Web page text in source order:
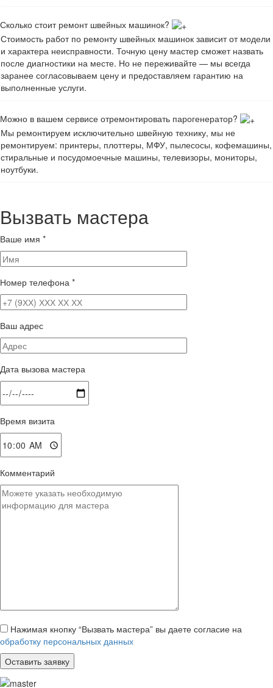
Сколько стоит ремонт швейных машинок?
Стоимость работ по ремонту швейных машинок зависит от модели
и характера неисправности. Точную цену мастер сможет назвать
после диагностики на месте. Но не переживайте — мы всегда
заранее согласовываем цену и предоставляем гарантию на
выполненные услуги.
Можно в вашем сервисе отремонтировать парогенератор?
Мы ремонтируем исключительно швейную технику, мы не
ремонтируем: принтеры, плоттеры, МФУ, пылесосы, кофемашины,
стиральные и посудомоечные машины, телевизоры, мониторы,
ноутбуки.
Вызвать мастера
Ваше имя *
Номер телефона *
Ваш адрес
Дата вызова мастера
Время визита
Комментарий
Нажимая кнопку “Вызвать мастера” вы даете согласие на
обработку персональных данных